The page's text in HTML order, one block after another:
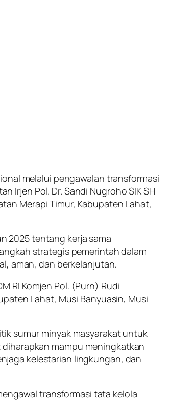
melalui pengawalan transformasi
Irjen Pol. Dr. Sandi Nugroho SIK SH
Merapi Timur, Kabupaten Lahat,
2025 tentang kerja sama
strategis pemerintah dalam
aman, dan berkelanjutan.
RI Komjen Pol. (Purn) Rudi
Lahat, Musi Banyuasin, Musi
sumur minyak masyarakat untuk
mampu meningkatkan
kelestarian lingkungan, dan
transformasi tata kelola